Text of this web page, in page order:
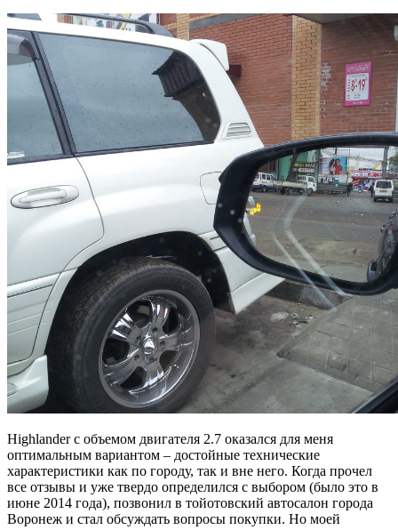
Highlander с объемом двигателя 2.7 оказался для меня
оптимальным вариантом – достойные технические
характеристики как по городу, так и вне него. Когда прочел
все отзывы и уже твердо определился с выбором (было это в
июне 2014 года), позвонил в тойотовский автосалон города
Воронеж и стал обсуждать вопросы покупки. Но моей